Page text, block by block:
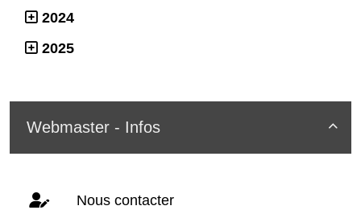
2024
2025

Webmaster - Infos
Nous contacter